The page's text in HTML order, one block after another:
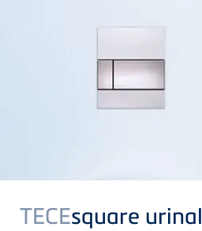
TECEsquare urinal